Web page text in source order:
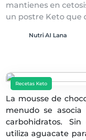
mantienes en
un postre Keto que
Nutri AI Lana
Recetas Keto
La mousse de
menudo se
carbohidratos.
utiliza aguacate